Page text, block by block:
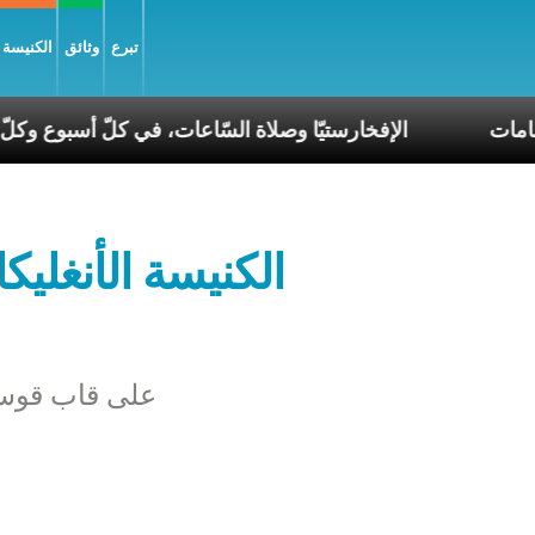
وثائق تبرع
الإفخارستيّا وصلاة السّاعات، في عصر الانقسامات
الكنيسة
على قاب